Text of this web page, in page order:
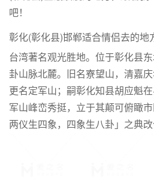
吧！
彰化(彰化县)邯郸适合情侣去的地
台湾著名观光胜地。位于彰化县
卦山脉北麓。旧名寮望山，清嘉
更名定军山；嗣彰化知县胡应魁
军山峰峦秀挺，立于其颠可俯瞰
两仪生四象，四象生八卦」之典改